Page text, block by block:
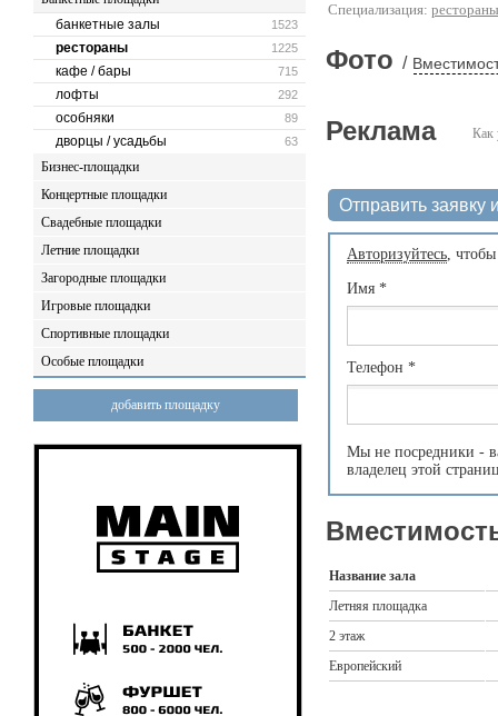
1523
банкетные залы
1225
рестораны
715
кафе / бары
292
лофты
89
особняки
63
дворцы / усадьбы
Бизнес-площадки
Концертные площадки
Свадебные площадки
Летние площадки
Загородные площадки
Игровые площадки
Спортивные площадки
Особые площадки
добавить площадку
Специализация: рестораны
Фото /
Как
Реклама
Отправить заявку
Авторизуйтесь,
Имя *
Телефон *
Мы не посредники -
владелец этой
Название зала
Летняя площадка
2 этаж
Европейский